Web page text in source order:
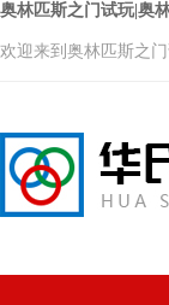
奥林匹斯之门试玩|奥林
欢迎来到奥林匹斯之